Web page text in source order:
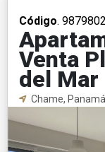
Código. 9879802
Venta
del Mar
Chame,